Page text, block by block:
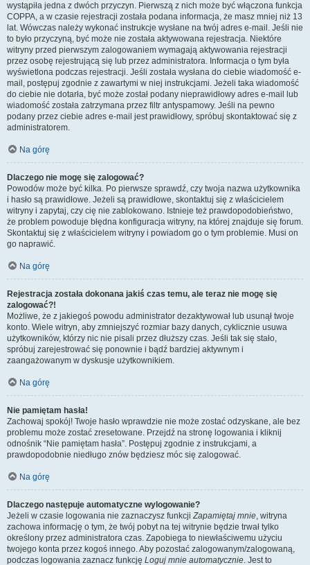
wystąpiła jedna z dwóch przyczyn. Pierwszą z nich może być włączona funkcja
COPPA, a w czasie rejestracji została podana informacja, że masz mniej niż 13
lat. Wówczas należy wykonać instrukcje wysłane na twój adres e-mail. Jeśli nie
to było przyczyną, być może nie została aktywowana rejestracja. Niektóre
witryny przed pierwszym zalogowaniem wymagają aktywowania rejestracji
przez osobę rejestrującą się lub przez administratora. Informacja o tym była
wyświetlona podczas rejestracji. Jeśli została wysłana do ciebie wiadomość e-
mail, postępuj zgodnie z zawartymi w niej instrukcjami. Jeżeli taka wiadomość
do ciebie nie dotarła, być może został podany nieprawidłowy adres e-mail lub
wiadomość została zatrzymana przez filtr antyspamowy. Jeśli na pewno
podany przez ciebie adres e-mail jest prawidłowy, spróbuj skontaktować się z
administratorem.
Na górę
Dlaczego nie mogę się zalogować?
Powodów może być kilka. Po pierwsze sprawdź, czy twoja nazwa użytkownika
i hasło są prawidłowe. Jeżeli są prawidłowe, skontaktuj się z właścicielem
witryny i zapytaj, czy cię nie zablokowano. Istnieje też prawdopodobieństwo,
że problem powoduje błędna konfiguracja witryny, na której znajduje się forum.
Skontaktuj się z właścicielem witryny i powiadom go o tym problemie. Musi on
go naprawić.
Na górę
Rejestracja została dokonana jakiś czas temu, ale teraz nie mogę się
zalogować?!
Możliwe, że z jakiegoś powodu administrator dezaktywował lub usunął twoje
konto. Wiele witryn, aby zmniejszyć rozmiar bazy danych, cyklicznie usuwa
użytkowników, którzy nic nie pisali przez dłuższy czas. Jeśli tak się stało,
spróbuj zarejestrować się ponownie i bądź bardziej aktywnym i
zaangażowanym w dyskusje użytkownikiem.
Na górę
Nie pamiętam hasła!
Zachowaj spokój! Twoje hasło wprawdzie nie może zostać odzyskane, ale bez
problemu może zostać zresetowane. Przejdź na stronę logowania i kliknij
odnośnik “Nie pamiętam hasła”. Postępuj zgodnie z instrukcjami, a
prawdopodobnie niedługo znów będziesz móc się zalogować.
Na górę
Dlaczego następuje automatyczne wylogowanie?
Jeżeli w czasie logowania nie zaznaczysz funkcjiZapamiętaj mnie, witryna
zachowa informację o tym, że twój pobyt na tej witrynie będzie trwał tylko
określony przez administratora czas. Zapobiega to niewłaściwemu użyciu
twojego konta przez kogoś innego. Aby pozostać zalogowanym/zalogowaną,
podczas logowania zaznacz funkcję Loguj mnie automatycznie. Jest to